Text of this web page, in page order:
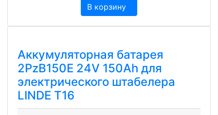
В корзину
Аккумуляторная батарея
2PzB150E 24V 150Ah для
электрического штабелера
LINDE T16